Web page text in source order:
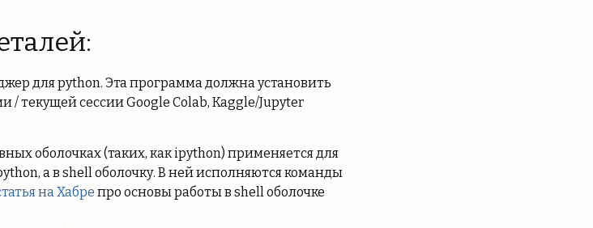
для python. Эта программа должна установить
текущей сессии Google Colab, Kaggle/Jupyter
оболочках (таких, как ipython) применяется для
а в shell оболочку. В ней исполняются команды
на Хабре про основы работы в shell оболочке